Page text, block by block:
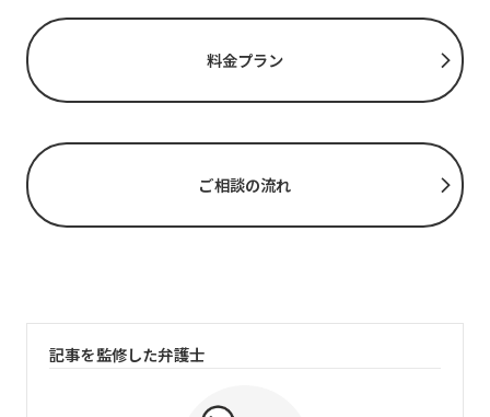
料金プラン
ご相談の流れ
記事を監修した弁護士